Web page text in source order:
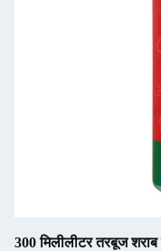
300 मिलीलीटर तरबूज शराब